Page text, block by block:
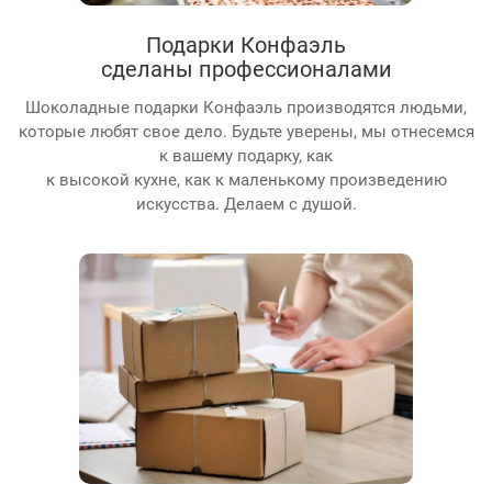
Подарки Конфаэль
сделаны профессионалами
Шоколадные подарки Конфаэль производятся людьми,
которые любят свое дело. Будьте уверены, мы отнесемся
к вашему подарку, как
к высокой кухне, как к маленькому произведению
искусства. Делаем с душой.